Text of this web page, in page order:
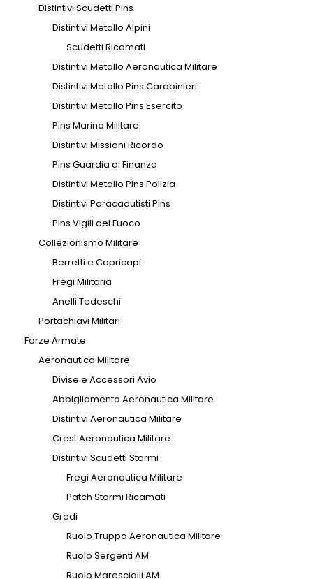
Distintivi Scudetti Pins
Distintivi Metallo Alpini
Scudetti Ricamati
Distintivi Metallo Aeronautica Militare
Distintivi Metallo Pins Carabinieri
Distintivi Metallo Pins Esercito
Pins Marina Militare
Distintivi Missioni Ricordo
Pins Guardia di Finanza
Distintivi Metallo Pins Polizia
Distintivi Paracadutisti Pins
Pins Vigili del Fuoco
Collezionismo Militare
Berretti e Copricapi
Fregi Militaria
Anelli Tedeschi
Portachiavi Militari
Forze Armate
Aeronautica Militare
Divise e Accessori Avio
Abbigliamento Aeronautica Militare
Distintivi Aeronautica Militare
Crest Aeronautica Militare
Distintivi Scudetti Stormi
Fregi Aeronautica Militare
Patch Stormi Ricamati
Gradi
Ruolo Truppa Aeronautica Militare
Ruolo Sergenti AM
Ruolo Marescialli AM